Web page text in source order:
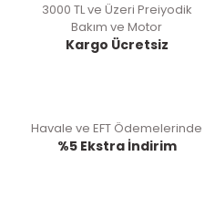
3000 TL ve Üzeri Preiyodik
Bakım ve Motor
Kargo Ücretsiz
Havale ve EFT Ödemelerinde
%5 Ekstra İndirim